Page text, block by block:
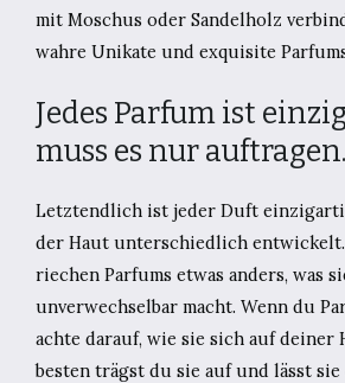
mit Moschus oder Sandelholz
wahre Unikate und exquisite
Jedes Parfum ist
muss es nur
Letztendlich ist jeder Duft
der Haut unterschiedlich
riechen Parfums etwas anders, was
unverwechselbar macht. Wenn du
achte darauf, wie sie sich auf deiner
besten trägst du sie auf und lässt sie